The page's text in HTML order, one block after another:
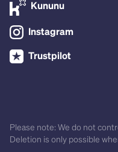
Kununu
Instagram
Trustpilot
Please note: We do not
Deletion is only possible